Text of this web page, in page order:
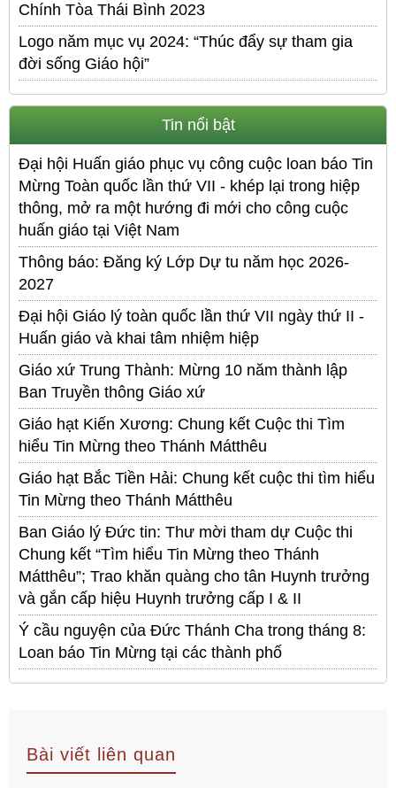
Chính Tòa Thái Bình 2023
Logo năm mục vụ 2024: “Thúc đẩy sự tham gia
đời sống Giáo hội”
Tin nổi bật
Đại hội Huấn giáo phục vụ công cuộc loan báo Tin
Mừng Toàn quốc lần thứ VII - khép lại trong hiệp
thông, mở ra một hướng đi mới cho công cuộc
huấn giáo tại Việt Nam
Thông báo: Đăng ký Lớp Dự tu năm học 2026-
2027
Đại hội Giáo lý toàn quốc lần thứ VII ngày thứ II -
Huấn giáo và khai tâm nhiệm hiệp
Giáo xứ Trung Thành: Mừng 10 năm thành lập
Ban Truyền thông Giáo xứ
Giáo hạt Kiến Xương: Chung kết Cuộc thi Tìm
hiểu Tin Mừng theo Thánh Mátthêu
Giáo hạt Bắc Tiền Hải: Chung kết cuộc thi tìm hiểu
Tin Mừng theo Thánh Mátthêu
Ban Giáo lý Đức tin: Thư mời tham dự Cuộc thi
Chung kết “Tìm hiểu Tin Mừng theo Thánh
Mátthêu”; Trao khăn quàng cho tân Huynh trưởng
và gắn cấp hiệu Huynh trưởng cấp I & II
Ý cầu nguyện của Đức Thánh Cha trong tháng 8:
Loan báo Tin Mừng tại các thành phố
Bài viết liên quan